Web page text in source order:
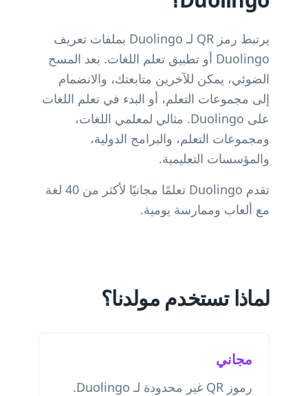
يرتبط رمز QR لـ Duolingo بملفات تعريف
Duolingo أو تطبيق تعلم اللغات. بعد المسح
الضوئي، يمكن للآخرين متابعتك، والانضمام
إلى مجموعات التعلم، أو البدء في تعلم اللغات
على Duolingo. مثالي لمعلمي اللغات،
ومجموعات التعلم، والبرامج الدولية،
والمؤسسات التعليمية.
تقدم Duolingo تعلمًا مجانيًا لأكثر من 40 لغة
مع ألعاب وممارسة يومية.
لماذا تستخدم مولدنا؟
مجاني
رموز QR غير محدودة لـ Duolingo.